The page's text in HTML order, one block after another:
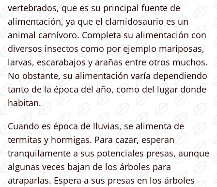
vertebrados, que es su principal fuente de
alimentación, ya que el clamidosaurio es un
animal carnívoro. Completa su alimentación con
diversos insectos como por ejemplo mariposas,
larvas, escarabajos y arañas entre otros muchos.
No obstante, su alimentación varía dependiendo
tanto de la época del año, como del lugar donde
habitan.
Cuando es época de lluvias, se alimenta de
termitas y hormigas. Para cazar, esperan
tranquilamente a sus potenciales presas, aunque
algunas veces bajan de los árboles para
atraparlas. Espera a sus presas en los árboles